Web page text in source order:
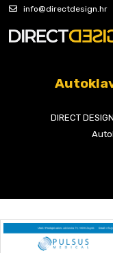
info@directdesign.hr
DIRECT DESIGN